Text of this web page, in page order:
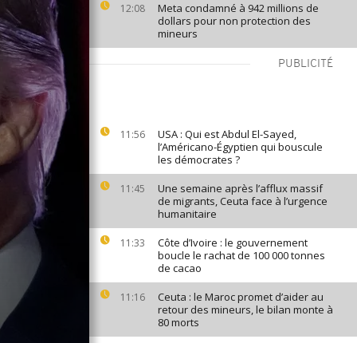
12:08
Meta condamné à 942 millions de
dollars pour non protection des
mineurs
PUBLICITÉ
11:56
USA : Qui est Abdul El-Sayed,
l’Américano-Égyptien qui bouscule
les démocrates ?
11:45
Une semaine après l’afflux massif
de migrants, Ceuta face à l’urgence
humanitaire
11:33
Côte d’Ivoire : le gouvernement
boucle le rachat de 100 000 tonnes
de cacao
11:16
Ceuta : le Maroc promet d’aider au
retour des mineurs, le bilan monte à
80 morts